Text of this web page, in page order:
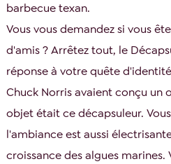
barbecue texan.
Vous vous demandez si vous
d'amis ? Arrêtez tout, le
réponse à votre quête
Chuck Norris avaient conçu un
objet était ce décapsuleur.
l'ambiance est aussi
croissance des algues